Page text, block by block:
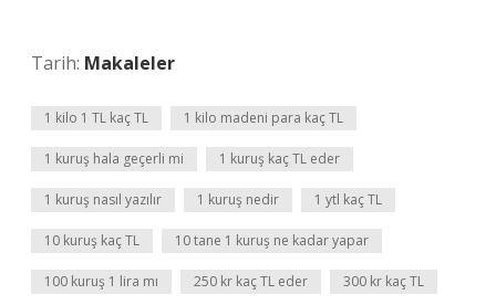
Tarih: Makaleler
1 kilo 1 TL kaç TL 1 kilo madeni para kaç TL
1 kuruş hala geçerli mi 1 kuruş kaç TL eder
1 kuruş nasıl yazılır 1 kuruş nedir 1 ytl kaç TL
10 kuruş kaç TL 10 tane 1 kuruş ne kadar yapar
100 kuruş 1 lira mı 250 kr kaç TL eder 300 kr kaç TL